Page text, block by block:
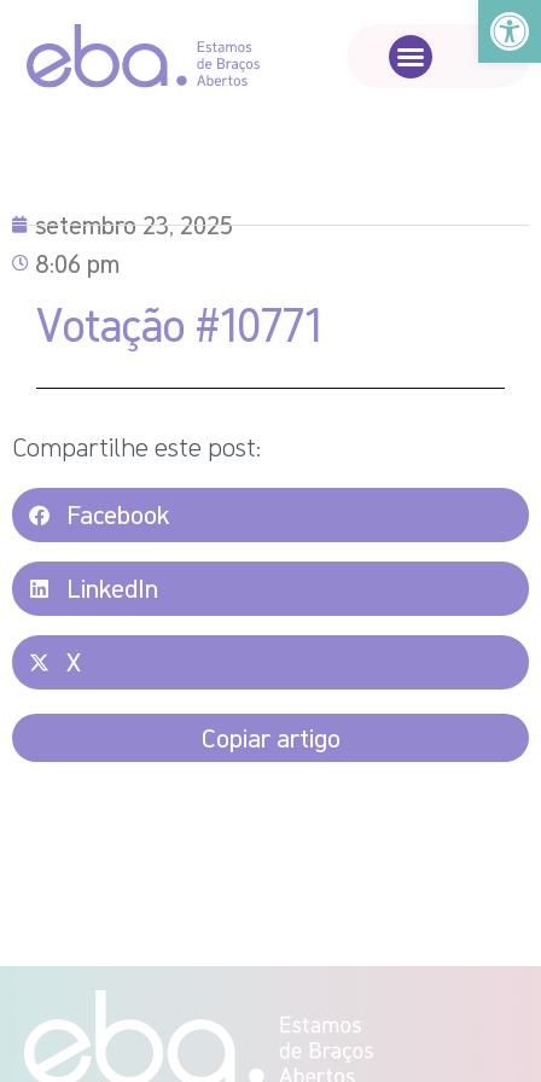
Abrir
setembro 23, 2025
8:06 pm
Votação #10771
Compartilhe este post:
Facebook
LinkedIn
X
Copiar artigo